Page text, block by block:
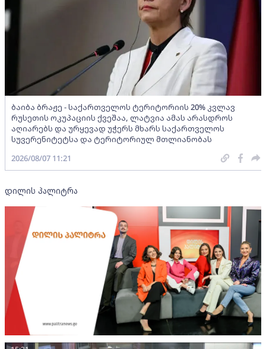
ბაიბა ბრაჟე - საქართველოს ტერიტორიის 20% კვლავ
რუსეთის ოკუპაციის ქვეშაა, ლატვია ამას არასდროს
აღიარებს და ურყევად უჭერს მხარს საქართველოს
სუვერენიტეტსა და ტერიტორიულ მთლიანობას
2026/08/07 11:21
დილის პალიტრა